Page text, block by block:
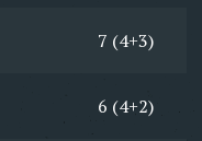
7 (4+3)
6 (4+2)